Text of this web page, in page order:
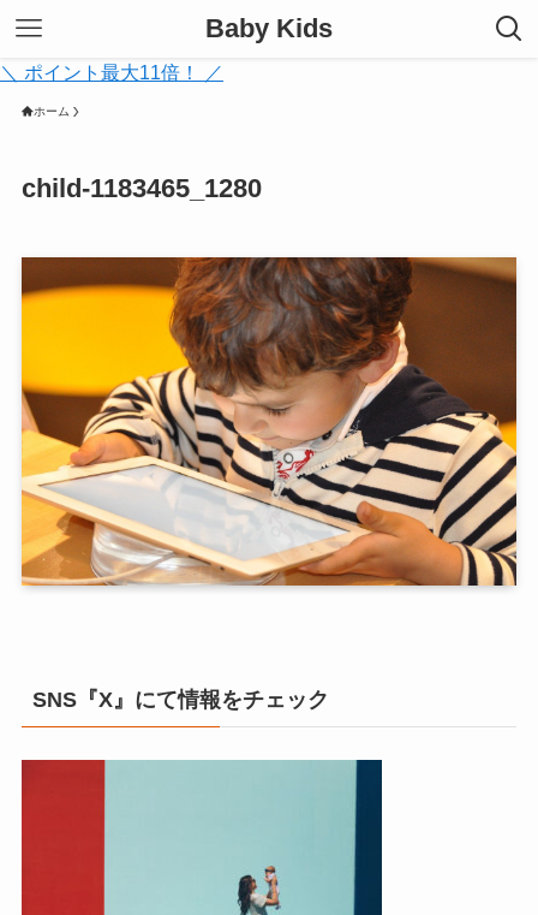
Baby Kids
＼ ポイント最大11倍！ ／
ホーム
child-1183465_1280
SNS『X』にて情報をチェック